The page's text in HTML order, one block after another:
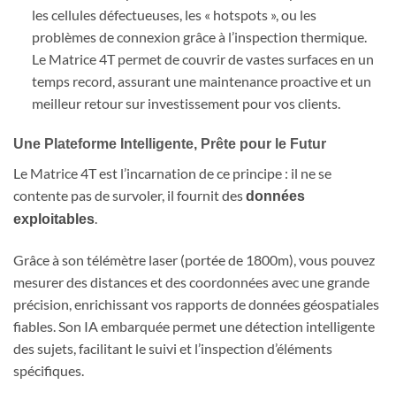
les cellules défectueuses, les « hotspots », ou les
problèmes de connexion grâce à l’inspection thermique.
Le Matrice 4T permet de couvrir de vastes surfaces en un
temps record, assurant une maintenance proactive et un
meilleur retour sur investissement pour vos clients.
Une Plateforme Intelligente, Prête pour le Futur
Le Matrice 4T est l’incarnation de ce principe : il ne se
contente pas de survoler, il fournit desdonnées
exploitables.
Grâce à son télémètre laser (portée de 1800m), vous pouvez
mesurer des distances et des coordonnées avec une grande
précision, enrichissant vos rapports de données géospatiales
fiables. Son IA embarquée permet une détection intelligente
des sujets, facilitant le suivi et l’inspection d’éléments
spécifiques.